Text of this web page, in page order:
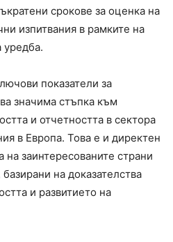
срокове за оценка на
изпитвания в рамките на
уредба.
показатели за
значима стъпка към
и отчетността в сектора
в Европа. Това е и директен
на заинтересованите страни
на доказателства
и развитието на